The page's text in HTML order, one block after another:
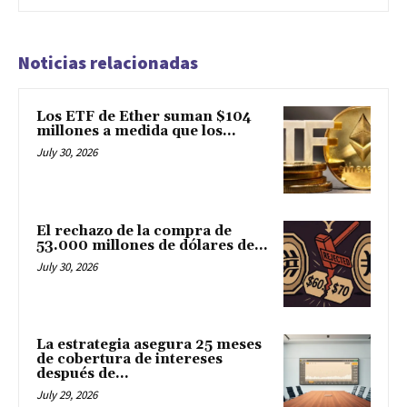
Noticias relacionadas
Los ETF de Ether suman $104
millones a medida que los...
July 30, 2026
El rechazo de la compra de
53.000 millones de dólares de...
July 30, 2026
La estrategia asegura 25 meses
de cobertura de intereses
después de...
July 29, 2026